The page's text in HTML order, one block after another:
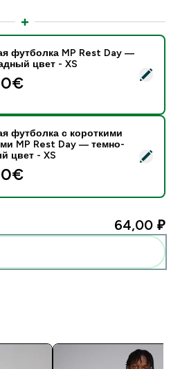
MP Rest Day — шоколадный
футболка MP Rest Day —
цвет - XS
с короткими рукавами MP
футболка с короткими
MP Rest Day — темно-
цвет - XS
64,00 ₽‎